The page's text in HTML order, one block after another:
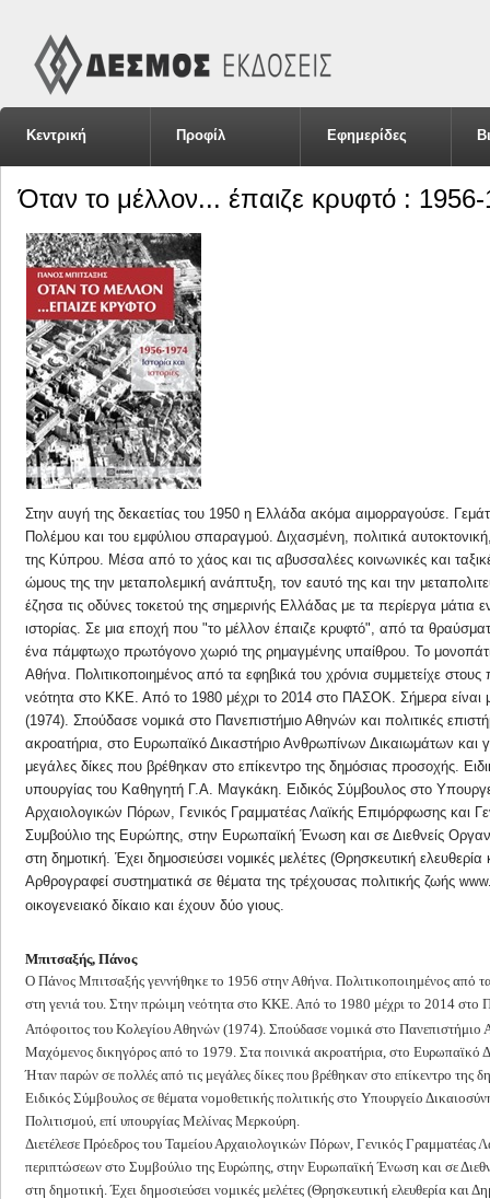
Κεντρική Προφίλ Εφημερίδες
Όταν το μέλλον... έπαιζε κρυφτό : 1956-
Στην αυγή της δεκαετίας του 1950 η Ελλάδα ακόμα αιμορραγούσε.
Πολέμου και του εμφύλιου σπαραγμού. Διχασμένη, πολιτικά
της Κύπρου. Μέσα από το χάος και τις αβυσσαλέες κοινωνικές και
ώμους της την μεταπολεμική ανάπτυξη, τον εαυτό της και την
έζησα τις οδύνες τοκετού της σημερινής Ελλάδας με τα περίεργα μάτια
ιστορίας. Σε μια εποχή που "το μέλλον έπαιζε κρυφτό", από τα
ένα πάμφτωχο πρωτόγονο χωριό της ρημαγμένης υπαίθρου. Το
Αθήνα. Πολιτικοποιημένος από τα εφηβικά του χρόνια συμμετείχε
νεότητα στο ΚΚΕ. Από το 1980 μέχρι το 2014 στο ΠΑΣΟΚ. Σήμερα είναι
(1974). Σπούδασε νομικά στο Πανεπιστήμιο Αθηνών και πολιτικές
ακροατήρια, στο Ευρωπαϊκό Δικαστήριο Ανθρωπίνων Δικαιωμάτων
μεγάλες δίκες που βρέθηκαν στο επίκεντρο της δημόσιας προσοχής.
υπουργίας του Καθηγητή Γ.Α. Μαγκάκη. Ειδικός Σύμβουλος στο
Αρχαιολογικών Πόρων, Γενικός Γραμματέας Λαϊκής Επιμόρφωσης και
Συμβούλιο της Ευρώπης, στην Ευρωπαϊκή Ένωση και σε Διεθνείς
στη δημοτική. Έχει δημοσιεύσει νομικές μελέτες (Θρησκευτική
Αρθρογραφεί συστηματικά σε θέματα της τρέχουσας πολιτικής ζωής
οικογενειακό δίκαιο και έχουν δύο γιους.
Μπιτσαξής, Πάνος
Ο Πάνος Μπιτσαξής γεννήθηκε το 1956 στην Αθήνα. Πολιτικοποιημένος από
στη γενιά του. Στην πρώιμη νεότητα στο ΚΚΕ. Από το 1980 μέχρι το 2014
Απόφοιτος του Κολεγίου Αθηνών (1974). Σπούδασε νομικά στο Πανεπιστήμιο
Μαχόμενος δικηγόρος από το 1979. Στα ποινικά ακροατήρια, στο Ευρωπαϊκό
Ήταν παρών σε πολλές από τις μεγάλες δίκες που βρέθηκαν στο επίκεντρο της
Ειδικός Σύμβουλος σε θέματα νομοθετικής πολιτικής στο Υπουργείο
Πολιτισμού, επί υπουργίας Μελίνας Μερκούρη.
Διετέλεσε Πρόεδρος του Ταμείου Αρχαιολογικών Πόρων, Γενικός
περιπτώσεων στο Συμβούλιο της Ευρώπης, στην Ευρωπαϊκή Ένωση και σε
στη δημοτική. Έχει δημοσιεύσει νομικές μελέτες (Θρησκευτική ελευθερία